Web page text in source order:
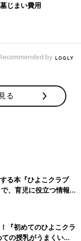
きうどん （離乳
「あじとブロッコリ
離乳食カレンダー
じまい費用
by
る
る本『ひよこクラブ
、育児に役立つ情報が
『初めてのひよこクラ
の授乳がうまくい